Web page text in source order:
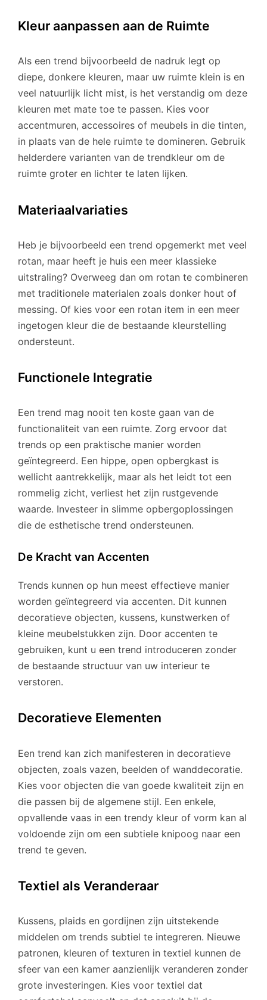
Kleur aanpassen aan de Ruimte
Als een trend bijvoorbeeld de nadruk legt op
diepe, donkere kleuren, maar uw ruimte klein is en
veel natuurlijk licht mist, is het verstandig om deze
kleuren met mate toe te passen. Kies voor
accentmuren, accessoires of meubels in die tinten,
in plaats van de hele ruimte te domineren. Gebruik
helderdere varianten van de trendkleur om de
ruimte groter en lichter te laten lijken.
Materiaalvariaties
Heb je bijvoorbeeld een trend opgemerkt met veel
rotan, maar heeft je huis een meer klassieke
uitstraling? Overweeg dan om rotan te combineren
met traditionele materialen zoals donker hout of
messing. Of kies voor een rotan item in een meer
ingetogen kleur die de bestaande kleurstelling
ondersteunt.
Functionele Integratie
Een trend mag nooit ten koste gaan van de
functionaliteit van een ruimte. Zorg ervoor dat
trends op een praktische manier worden
geïntegreerd. Een hippe, open opbergkast is
wellicht aantrekkelijk, maar als het leidt tot een
rommelig zicht, verliest het zijn rustgevende
waarde. Investeer in slimme opbergoplossingen
die de esthetische trend ondersteunen.
De Kracht van Accenten
Trends kunnen op hun meest effectieve manier
worden geïntegreerd via accenten. Dit kunnen
decoratieve objecten, kussens, kunstwerken of
kleine meubelstukken zijn. Door accenten te
gebruiken, kunt u een trend introduceren zonder
de bestaande structuur van uw interieur te
verstoren.
Decoratieve Elementen
Een trend kan zich manifesteren in decoratieve
objecten, zoals vazen, beelden of wanddecoratie.
Kies voor objecten die van goede kwaliteit zijn en
die passen bij de algemene stijl. Een enkele,
opvallende vaas in een trendy kleur of vorm kan al
voldoende zijn om een subtiele knipoog naar een
trend te geven.
Textiel als Veranderaar
Kussens, plaids en gordijnen zijn uitstekende
middelen om trends subtiel te integreren. Nieuwe
patronen, kleuren of texturen in textiel kunnen de
sfeer van een kamer aanzienlijk veranderen zonder
grote investeringen. Kies voor textiel dat